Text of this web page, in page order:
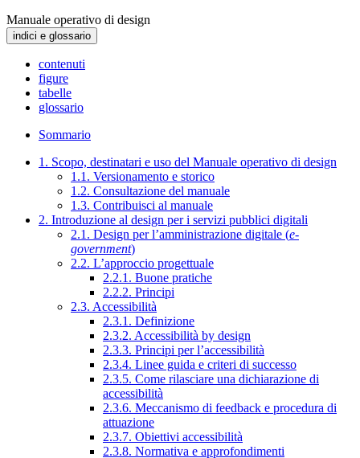
Manuale operativo di design
indici e glossario
contenuti
figure
tabelle
glossario
Sommario
1. Scopo, destinatari e uso del Manuale operativo di design
1.1. Versionamento e storico
1.2. Consultazione del manuale
1.3. Contribuisci al manuale
2. Introduzione al design per i servizi pubblici digitali
2.1. Design per l’amministrazione digitale (e-
government)
2.2. L’approccio progettuale
2.2.1. Buone pratiche
2.2.2. Principi
2.3. Accessibilità
2.3.1. Definizione
2.3.2. Accessibilità by design
2.3.3. Principi per l’accessibilità
2.3.4. Linee guida e criteri di successo
2.3.5. Come rilasciare una dichiarazione di
accessibilità
2.3.6. Meccanismo di feedback e procedura di
attuazione
2.3.7. Obiettivi accessibilità
2.3.8. Normativa e approfondimenti